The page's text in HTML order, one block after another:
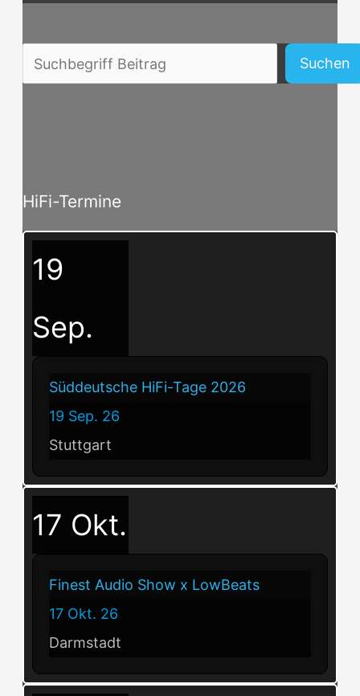
Beitragssuche Suchen
HiFi-Termine
19
Sep.
Süddeutsche HiFi-Tage 2026
19 Sep. 26
Stuttgart
17 Okt.
Finest Audio Show x LowBeats
17 Okt. 26
Darmstadt